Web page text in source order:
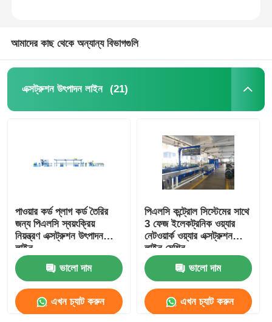
পণ্য
আমাদের সম্পর্কে
কারখানা ভ্রমণ
আমাদের কাছ থেকে অন্যান্য বিভাগগুলি
এক্সট্রুশন উৎপাদন লাইন (21)
পাওয়ার কর্ড প্লাগ কর্ড তৈরির
জন্য পিএলসি স্বয়ংক্রিয়
নিয়ন্ত্রণ এক্সট্রুশন উৎপাদন
লাইন
ভালো দাম
এখন চ্যাট করুন
পিএলসি কন্ট্রোল সিস্টেমের সাথে
3 ফেজ ইলেকট্রনিক ওয়্যার
নেটওয়ার্ক ওয়্যার এক্সট্রুশন
লাইন মেশিন
ভালো দাম
এখন চ্যাট করুন